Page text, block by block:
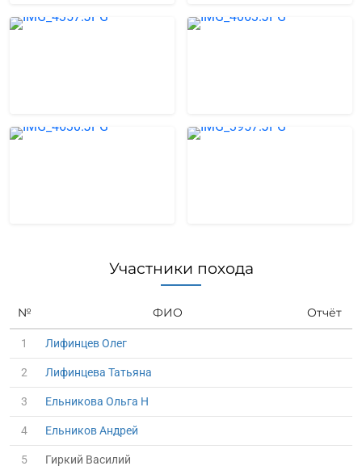
Участники похода
№ ФИО Отчёт
1 Лифинцев Олег
2 Лифинцева Татьяна
3 Ельникова Ольга Н
4 Ельников Андрей
5 Гиркий Василий